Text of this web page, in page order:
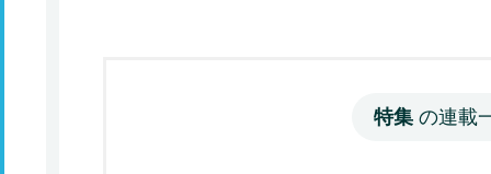
特集 の連載